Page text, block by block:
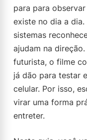
para para
existe no dia a
sistemas
ajudam na
futurista, o filme
já dão para testar
celular. Por isso,
virar uma forma
entreter.